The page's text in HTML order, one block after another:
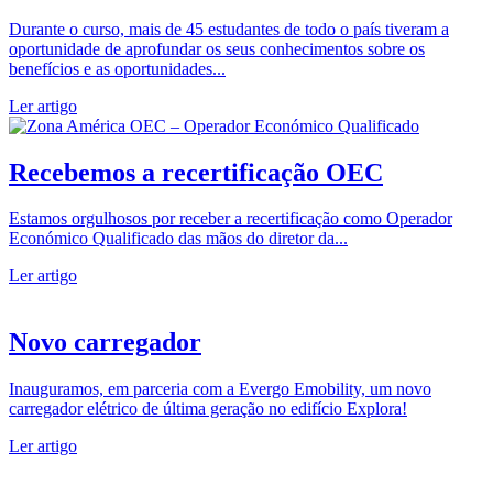
Durante o curso, mais de 45 estudantes de todo o país tiveram a
oportunidade de aprofundar os seus conhecimentos sobre os
benefícios e as oportunidades...
Ler artigo
Recebemos a recertificação OEC
Estamos orgulhosos por receber a recertificação como Operador
Económico Qualificado das mãos do diretor da...
Ler artigo
Novo carregador
Inauguramos, em parceria com a Evergo Emobility, um novo
carregador elétrico de última geração no edifício Explora!
Ler artigo